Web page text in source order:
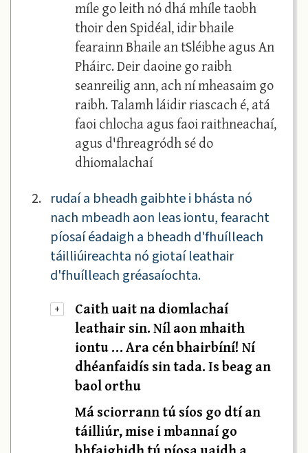
míle go leith nó dhá mhíle taobh
thoir den Spidéal, idir bhaile
fearainn Bhaile an tSléibhe agus An
Pháirc. Deir daoine go raibh
seanreilig ann, ach ní mheasaim go
raibh. Talamh láidir riascach é, atá
faoi chlocha agus faoi raithneachaí,
agus d'fhreagródh sé do
dhiomalachaí
2. rudaí a bheadh gaibhte i bhásta nó
nach mbeadh aon leas iontu, fearacht
píosaí éadaigh a bheadh d'fhuílleach
táilliúireachta nó giotaí leathair
d'fhuílleach gréasaíochta.
+
Caith uait na diomlachaí
leathair sin. Níl aon mhaith
iontu … Ara cén bhairbíní! Ní
dhéanfaidís sin tada. Is beag an
baol orthu
Má sciorrann tú síos go dtí an
táilliúr, mise i mbannaí go